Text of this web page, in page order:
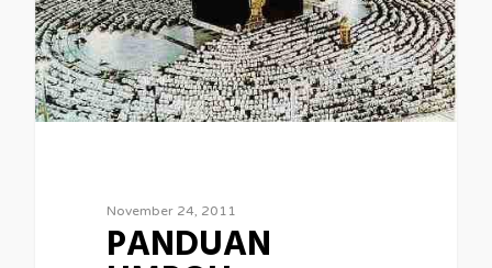
November 24, 2011
PANDUAN